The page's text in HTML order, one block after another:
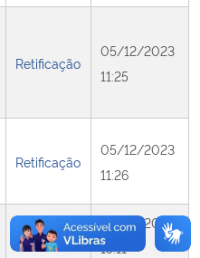
Retificação
05/12/2023
11:25
Retificação
05/12/2023
11:26
Resultado
06/12/2023
15:11